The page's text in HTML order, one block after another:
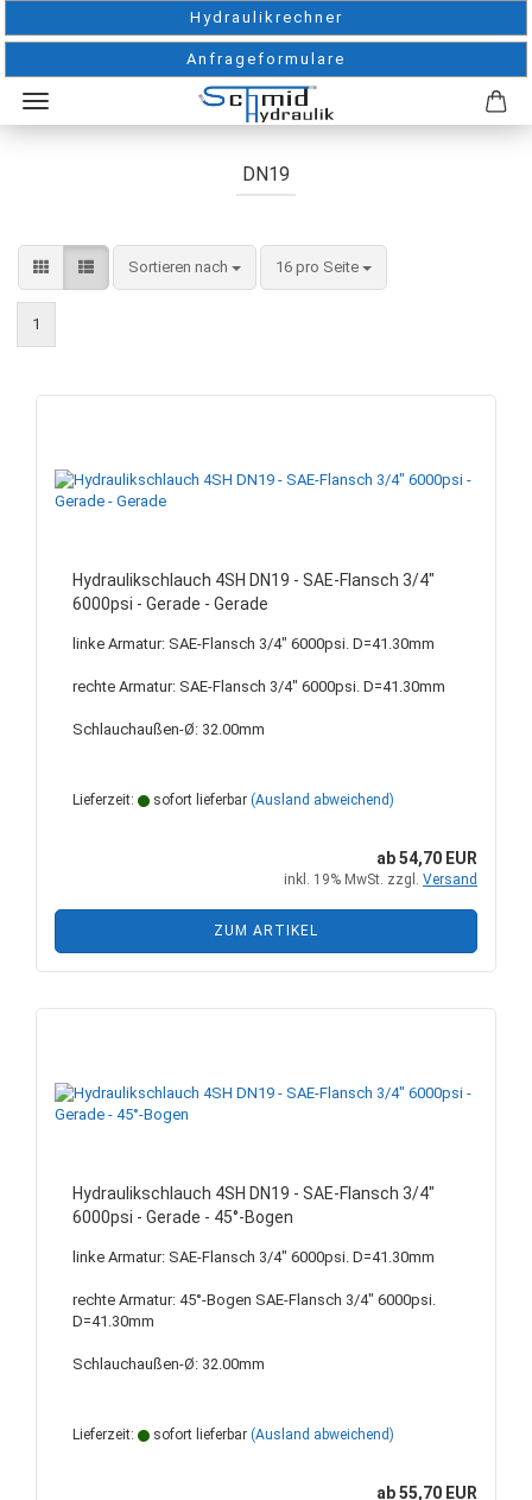
Hydraulikrechner
Anfrageformulare
DN19
Sortieren nach
Sortieren nach 16 pro Seite
pro Seite
1
Hydraulikschlauch 4SH DN19 - SAE-Flansch 3/4"
6000psi - Gerade - Gerade
linke Armatur: SAE-Flansch 3/4" 6000psi. D=41.30mm
rechte Armatur: SAE-Flansch 3/4" 6000psi. D=41.30mm
Schlauchaußen-Ø: 32.00mm
Lieferzeit: sofort lieferbar (Ausland abweichend)
ab 54,70 EUR
inkl. 19% MwSt. zzgl. Versand
ZUM ARTIKEL
Hydraulikschlauch 4SH DN19 - SAE-Flansch 3/4"
6000psi - Gerade - 45°-Bogen
linke Armatur: SAE-Flansch 3/4" 6000psi. D=41.30mm
rechte Armatur: 45°-Bogen SAE-Flansch 3/4" 6000psi.
D=41.30mm
Schlauchaußen-Ø: 32.00mm
Lieferzeit: sofort lieferbar (Ausland abweichend)
ab 55,70 EUR